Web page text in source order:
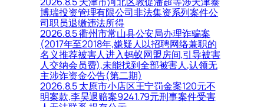
博瑞投资管理有限公司非法集资系列案件公
司职员退缴违法所得
2026.8.5 衢州市常山县公安局办理诈骗案
(2017年至2018年,嫌疑人以招聘网络兼职的
名义推荐被害人进入蚂蚁网盟房间,引导被害
人交纳会员费),未能找到全部被害人,认领无
主涉诈资金公告(第二期)
2026.8.5 太原市小店区王宁罚金案120元不
明案款,李昊退赔案9241.79元刑事案件受害